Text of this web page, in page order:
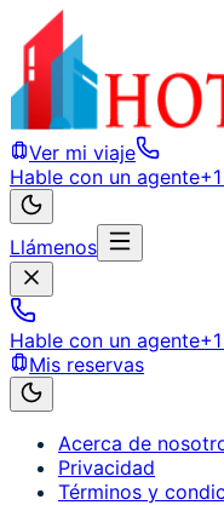
Ver mi viaje
Hable con un agente
Llámenos
Hable con un agente
Mis reservas
Acerca de
Privacidad
Términos y